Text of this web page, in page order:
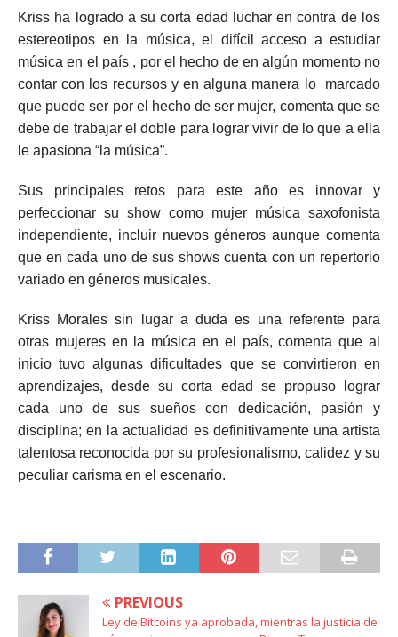
Kriss ha logrado a su corta edad luchar en contra de los
estereotipos en la música, el difícil acceso a estudiar
música en el país , por el hecho de en algún momento no
contar con los recursos y en alguna manera lo marcado
que puede ser por el hecho de ser mujer, comenta que se
debe de trabajar el doble para lograr vivir de lo que a ella
le apasiona “la música”.
Sus principales retos para este año es innovar y
perfeccionar su show como mujer música saxofonista
independiente, incluir nuevos géneros aunque comenta
que en cada uno de sus shows cuenta con un repertorio
variado en géneros musicales.
Kriss Morales sin lugar a duda es una referente para
otras mujeres en la música en el país, comenta que al
inicio tuvo algunas dificultades que se convirtieron en
aprendizajes, desde su corta edad se propuso lograr
cada uno de sus sueños con dedicación, pasión y
disciplina; en la actualidad es definitivamente una artista
talentosa reconocida por su profesionalismo, calidez y su
peculiar carisma en el escenario.
PREVIOUS
Ley de Bitcoins ya aprobada, mientras la justicia de